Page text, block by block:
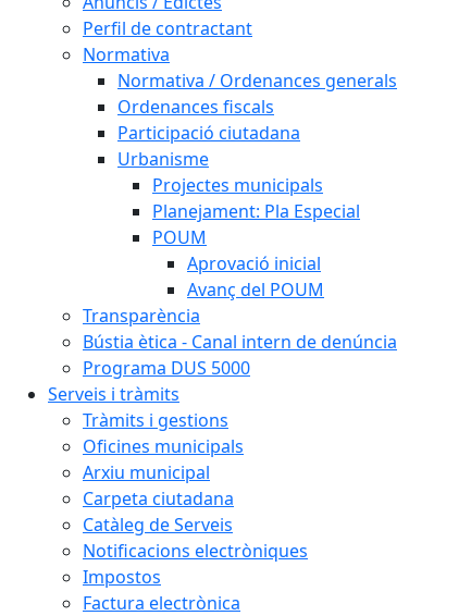
Perfil de contractant
Normativa
Normativa / Ordenances generals
Ordenances fiscals
Participació ciutadana
Urbanisme
Projectes municipals
Planejament: Pla Especial
POUM
Aprovació inicial
Avanç del POUM
Transparència
Bústia ètica - Canal intern de denúncia
Programa DUS 5000
Serveis i tràmits
Tràmits i gestions
Oficines municipals
Arxiu municipal
Carpeta ciutadana
Catàleg de Serveis
Notificacions electròniques
Impostos
Factura electrònica